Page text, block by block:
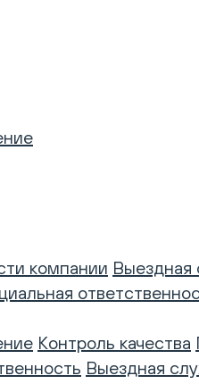
компании Выездная
Контроль качества
Выездная